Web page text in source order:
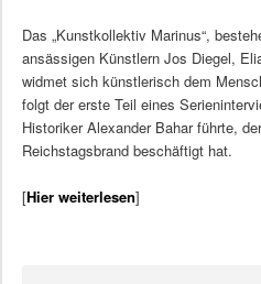
Das „Kunstkollektiv Marinus“,
ansässigen Künstlern Jos Diegel,
widmet sich künstlerisch dem
folgt der erste Teil eines
Historiker Alexander Bahar führte,
Reichstagsbrand beschäftigt hat.
[Hier weiterlesen]